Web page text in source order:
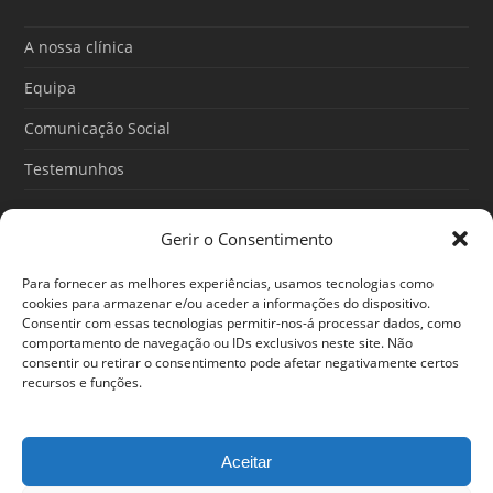
Gerir o Consentimento
Para fornecer as melhores experiências, usamos tecnologias como
cookies para armazenar e/ou aceder a informações do dispositivo.
Consentir com essas tecnologias permitir-nos-á processar dados, como
comportamento de navegação ou IDs exclusivos neste site. Não
consentir ou retirar o consentimento pode afetar negativamente certos
recursos e funções.
Aceitar
o e r
A nossa clínica
Equipa
Comunicação Social
Testemunhos
O Poder do Subconsciente: esse poder é teu
30/06/2026
Ansiedade: cuidar de si antes que o alerta tome conta da
sua vida